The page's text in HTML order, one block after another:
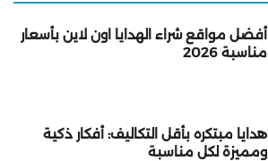
أفضل مواقع شراء الهدايا اون لاين بأسعار
مناسبة 2026
هدايا مبتكره بأقل التكاليف: أفكار ذكية
ومميزة لكل مناسبة